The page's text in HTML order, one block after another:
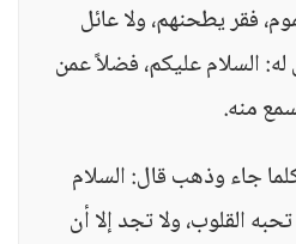
فقر يطحنهم، ولا عائل
السلام عليكم، فضلاً عمن
منه.
جاء وذهب قال: السلام
القلوب، ولا تجد إلا أن